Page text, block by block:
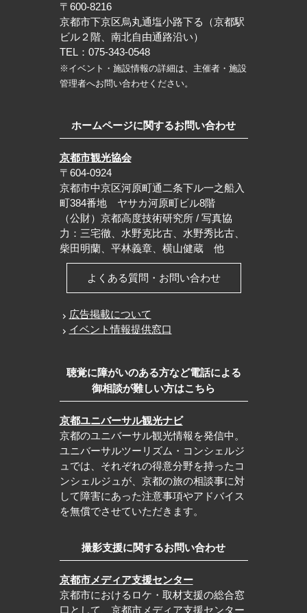
〒600-8216
京都市下京区烏丸通塩小路下る（京都駅
ビル２階、南北自由通路沿い）
TEL：075-343-0548
※イベント・施設情報の詳細は、主催者・施設
管理者へお問い合わせください。
ホームページに関するお問い合わせ
京都市観光協会
〒604-0924
京都市中京区河原町通二条下ル一之船入
町384番地 ヤサカ河原町ビル8階
（公財）京都高度技術研究所 / 写真協
力：三宅徹、水野克比古、水野秀比古、
柴田明蘭、平林義章、横山健蔵 他
よくある質問・お問い合わせ
広告掲載について
イベント情報提供窓口
聴覚に障がいのある方など電話による
御相談が難しい方はこちら
京都ユニバーサル観光ナビ
京都のユニバーサル観光情報を発信中。
ユニバーサルツーリズム・コンシェルジ
ュでは、それぞれの得意分野を持ったコ
ンシェルジュが、京都の旅の相談事に対
して障害にあった注意事項やアドバイス
を無償でさせていただきます。
撮影支援に関するお問い合わせ
京都市メディア支援センター
京都市におけるロケ・取材支援の総合窓
口として、京都市メディア支援センター